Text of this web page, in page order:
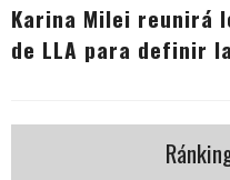
Karina Milei reunirá
de LLA para definir